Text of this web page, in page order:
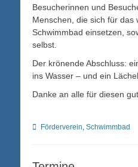
Besucherinnen und
Menschen, die sich für
Schwimmbad einsetzen,
selbst.
Der krönende Abschluss:
ins Wasser – und ein
Danke an alle für diesen
Kategorien
Förderverein Schwimmbad